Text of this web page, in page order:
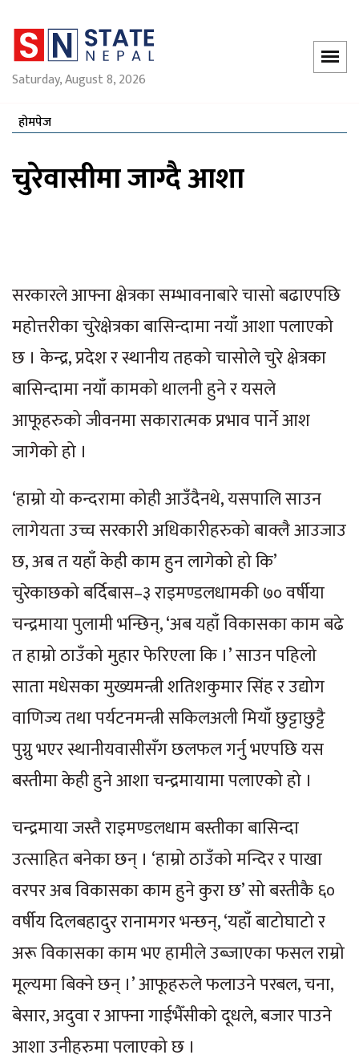
Saturday, August 8, 2026
होमपेज
चुरेवासीमा जाग्दै आशा
सरकारले आफ्ना क्षेत्रका सम्भावनाबारे चासो बढाएपछि
महोत्तरीका चुरेक्षेत्रका बासिन्दामा नयाँ आशा पलाएको
छ । केन्द्र, प्रदेश र स्थानीय तहको चासोले चुरे क्षेत्रका
बासिन्दामा नयाँ कामको थालनी हुने र यसले
आफूहरुको जीवनमा सकारात्मक प्रभाव पार्ने आश
जागेको हो ।
‘हाम्रो यो कन्दरामा कोही आउँदैनथे, यसपालि साउन
लागेयता उच्च सरकारी अधिकारीहरुको बाक्लै आउजाउ
छ, अब त यहाँ केही काम हुन लागेको हो कि’
चुरेकाछको बर्दिबास–३ राइमण्डलधामकी ७० वर्षीया
चन्द्रमाया पुलामी भन्छिन्, ‘अब यहाँ विकासका काम बढे
त हाम्रो ठाउँको मुहार फेरिएला कि ।’ साउन पहिलो
साता मधेसका मुख्यमन्त्री शतिशकुमार सिंह र उद्योग
वाणिज्य तथा पर्यटनमन्त्री सकिलअली मियाँ छुट्टाछुट्टै
पुग्नु भएर स्थानीयवासीसँग छलफल गर्नु भएपछि यस
बस्तीमा केही हुने आशा चन्द्रमायामा पलाएको हो ।
चन्द्रमाया जस्तै राइमण्डलधाम बस्तीका बासिन्दा
उत्साहित बनेका छन् । ‘हाम्रो ठाउँको मन्दिर र पाखा
वरपर अब विकासका काम हुने कुरा छ’ सो बस्तीकै ६०
वर्षीय दिलबहादुर रानामगर भन्छन्, ‘यहाँ बाटोघाटो र
अरू विकासका काम भए हामीले उब्जाएका फसल राम्रो
मूल्यमा बिक्ने छन् ।’ आफूहरुले फलाउने परबल, चना,
बेसार, अदुवा र आफ्ना गाईभैँसीको दूधले, बजार पाउने
आशा उनीहरुमा पलाएको छ ।